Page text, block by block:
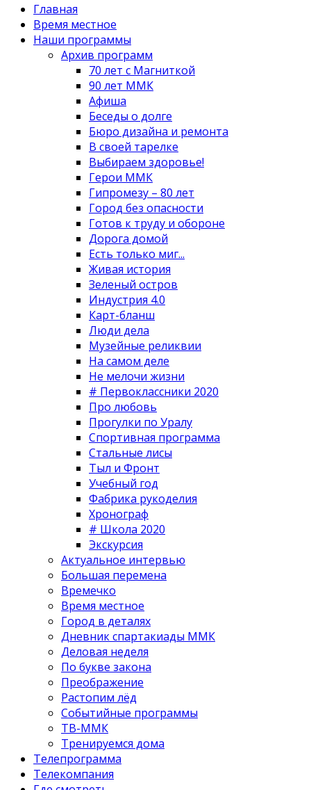
Главная
Время местное
Наши программы
Архив программ
70 лет с Магниткой
90 лет ММК
Афиша
Беседы о долге
Бюро дизайна и ремонта
В своей тарелке
Выбираем здоровье!
Герои ММК
Гипромезу – 80 лет
Город без опасности
Готов к труду и обороне
Дорога домой
Есть только миг...
Живая история
Зеленый остров
Индустрия 4.0
Карт-бланш
Люди дела
Музейные реликвии
На самом деле
Не мелочи жизни
# Первоклассники 2020
Про любовь
Прогулки по Уралу
Спортивная программа
Стальные лисы
Тыл и Фронт
Учебный год
Фабрика рукоделия
Хронограф
# Школа 2020
Экскурсия
Актуальное интервью
Большая перемена
Времечко
Время местное
Город в деталях
Дневник спартакиады ММК
Деловая неделя
По букве закона
Преображение
Растопим лёд
Событийные программы
ТВ-ММК
Тренируемся дома
Телепрограмма
Телекомпания